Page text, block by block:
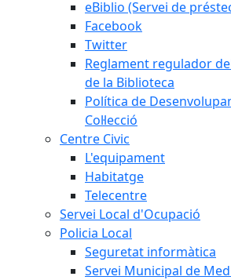
eBiblio (Servei de
Facebook
Twitter
Reglament regulador
de la Biblioteca
Política de
Col·lecció
Centre Civic
L'equipament
Habitatge
Telecentre
Servei Local d'Ocupació
Policia Local
Seguretat informàtica
Servei Municipal de